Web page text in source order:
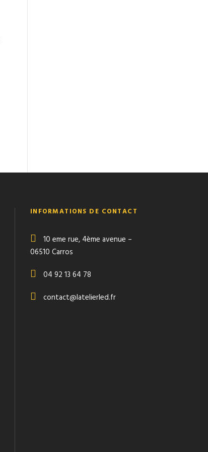
INFORMATIONS DE CONTACT
10 eme rue, 4ème avenue –
06510 Carros
04 92 13 64 78
contact@latelierled.fr